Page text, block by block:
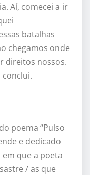
Aí, comecei a ir
batalhas
chegamos onde
direitos nossos.
conclui.
poema “Pulso
e dedicado
que a poeta
/ as que